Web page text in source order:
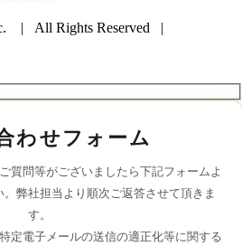
| All Rights Reserved |
わせフォーム
質問等がございましたら下記フォームよ
弊社担当より順次ご返答させて頂きま
す。
定電子メールの送信の適正化等に関する